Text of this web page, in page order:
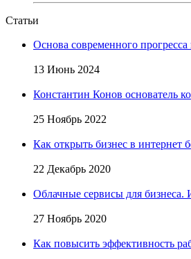
Статьи
Основа современного
13 Июнь 2024
Константин Конов основатель
25 Ноябрь 2022
Как открыть бизнес в интернет
22 Декабрь 2020
Облачные сервисы для бизнеса.
27 Ноябрь 2020
Как повысить эффективность